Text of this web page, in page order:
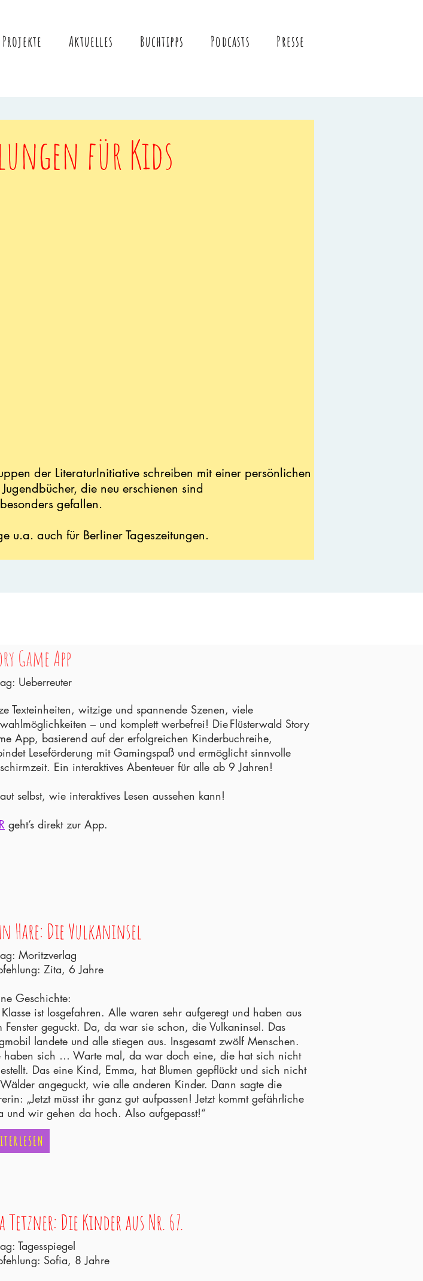
Projekte Aktuelles Buchtipps Podcasts Presse
für Kids
der LiteraturInitiative schreiben mit einer persönlichen
die neu erschienen sind
gefallen.
u.a. auch für Berliner Tageszeitungen.
Game App
Ueberreuter
Texteinheiten, witzige und spannende Szenen, viele
– und komplett werbefrei! Die Flüsterwald Story
App, basierend auf der erfolgreichen Kinderbuchreihe,
Leseförderung mit Gamingspaß und ermöglicht sinnvolle
Ein interaktives Abenteuer für alle ab 9 Jahren!
selbst, wie interaktives Lesen aussehen kann!
geht’s direkt zur App.
Hare: Die Vulkaninsel
Moritzverlag
Zita, 6 Jahre
Geschichte:
ist losgefahren. Alle waren sehr aufgeregt und haben aus
Fenster geguckt. Da, da war sie schon, die Vulkaninsel. Das
landete und alle stiegen aus. Insgesamt zwölf Menschen.
haben sich … Warte mal, da war doch eine, die hat sich nicht
Das eine Kind, Emma, hat Blumen gepflückt und sich nicht
angeguckt, wie alle anderen Kinder. Dann sagte die
„Jetzt müsst ihr ganz gut aufpassen! Jetzt kommt gefährliche
und wir gehen da hoch. Also aufgepasst!“
Tetzner: Die Kinder aus Nr. 67.
Tagesspiegel
Sofia, 8 Jahre